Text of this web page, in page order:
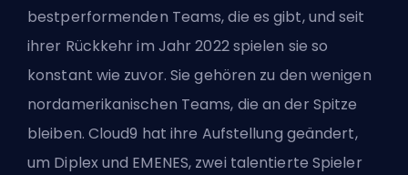
bestperformenden Teams, die es gibt, und seit
ihrer Rückkehr im Jahr 2022 spielen sie so
konstant wie zuvor. Sie gehören zu den wenigen
nordamerikanischen Teams, die an der Spitze
bleiben. Cloud9 hat ihre Aufstellung geändert,
um Diplex und EMENES, zwei talentierte Spieler